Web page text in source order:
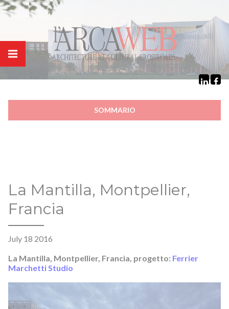
SOMMARIO
La Mantilla, Montpellier,
Francia
July 18 2016
La Mantilla, Montpellier, Francia, progetto: Ferrier
Marchetti Studio
Cookies management panel